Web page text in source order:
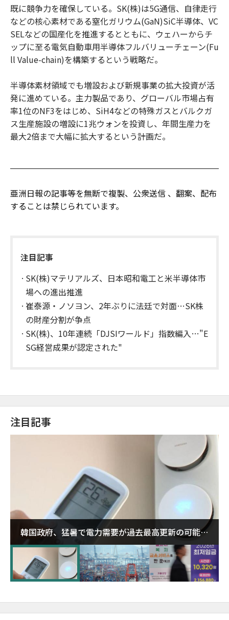
既に競争力を確保している。SK(株)は5G通信、自律走行
などの核心素材である窒化ガリウム(GaN)SiC半導体、VC
SELなどの国産化を推進するとともに、ウェハーからチ
ップに至る電気自動車用半導体フルバリューチェーン(Fu
ll Value-chain)を構築するという戦略だ。
半導体素材領域でも増設および新規事業の拡大投資が活
発に進めている。主力製品であり、グローバル市場占有
率1位のNF3をはじめ、SiH4などの特殊ガスとバルクガ
ス生産施設の増設に1兆ウォンを投資し、年間生産力を
最大2倍まで大幅に拡大するという計画だ。
亜洲日報の記事等を無断で複製、公衆送信 、翻案、配布
することは禁じられています。
注目記事
SK(株)マテリアルズ、日本昭和電工と米半導体市
場への進出推進
崔泰源・ノソヨン、2年ぶりに法廷で対面…SK株
の財産分割が争点
SK(株)、10年連続「DJSIワールド」指数編入…"E
SG経営成果が認定された"
注目記事
韓国政府、猛暑で電力需要が過去最高更新の可能性
に需給対応体制を点検